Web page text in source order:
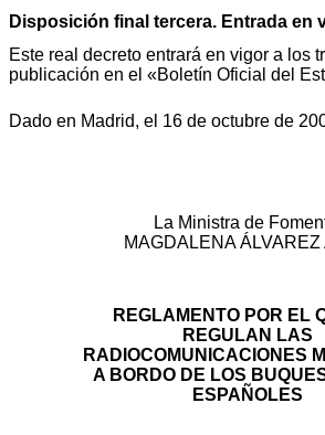
Disposición final tercera. Entrada en
Este real decreto entrará en vigor a los
publicación en el «Boletín Oficial del
Dado en Madrid, el 16 de octubre de
La Ministra de
MAGDALENA ÁLVAREZ
REGLAMENTO POR EL
REGULAN LAS
RADIOCOMUNICACIONES
A BORDO DE LOS
ESPAÑOLES